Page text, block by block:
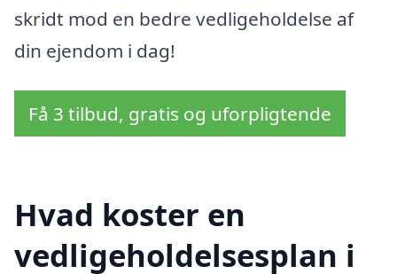
skridt mod en bedre vedligeholdelse af
din ejendom i dag!
Få 3 tilbud, gratis og uforpligtende
Hvad koster en
vedligeholdelsesplan i